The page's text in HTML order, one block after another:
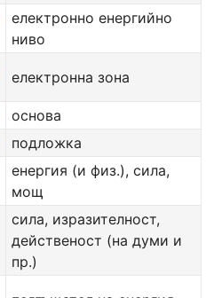
електронно енергийно
ниво
електронна зона
основа
подложка
енергия (и физ.), сила,
мощ
сила, изразителност,
действеност (на думи и
пр.)